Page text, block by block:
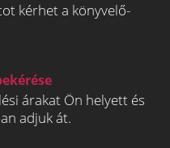
kérhet a könyvelő-
árakat Ön helyett és
adjuk át.